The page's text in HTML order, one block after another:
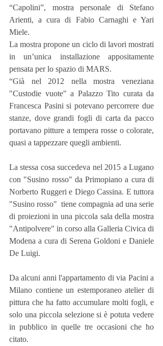
“Capolini”, mostra personale di Stefano
Arienti, a cura di Fabio Carnaghi e Yari
Miele.
La mostra propone un ciclo di lavori mostrati
in un’unica installazione appositamente
pensata per lo spazio di MARS.
“Già nel 2012 nella mostra veneziana
"Custodie vuote" a Palazzo Tito curata da
Francesca Pasini si potevano percorrere due
stanze, dove grandi fogli di carta da pacco
portavano pitture a tempera rosse o colorate,
quasi a tappezzare quegli ambienti.
La stessa cosa succedeva nel 2015 a Lugano
con "Susino rosso" da Primopiano a cura di
Norberto Ruggeri e Diego Cassina. E tuttora
"Susino rosso"  tiene compagnia ad una serie
di proiezioni in una piccola sala della mostra
"Antipolvere" in corso alla Galleria Civica di
Modena a cura di Serena Goldoni e Daniele
De Luigi.
Da alcuni anni l'appartamento di via Pacini a
Milano contiene un estemporaneo atelier di
pittura che ha fatto accumulare molti fogli, e
solo una piccola selezione si è potuta vedere
in pubblico in quelle tre occasioni che ho
citato.